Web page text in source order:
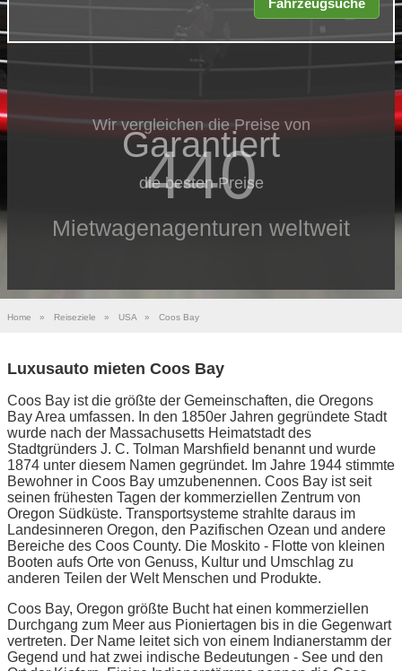
Wir vergleichen die Preise von
440
Mietwagenagenturen weltweit
Garantiert
die besten Preise
Home » Reiseziele » USA » Coos Bay
Luxusauto mieten Coos Bay
Coos Bay ist die größte der Gemeinschaften, die Oregons
Bay Area umfassen. In den 1850er Jahren gegründete Stadt
wurde nach der Massachusetts Heimatstadt des
Stadtgründers J. C. Tolman Marshfield benannt und wurde
1874 unter diesem Namen gegründet. Im Jahre 1944 stimmte
Bewohner in Coos Bay umzubenennen. Coos Bay ist seit
seinen frühesten Tagen der kommerziellen Zentrum von
Oregon Südküste. Transportsysteme strahlte daraus im
Landesinneren Oregon, den Pazifischen Ozean und andere
Bereiche des Coos County. Die Moskito - Flotte von kleinen
Booten aufs Orte von Genuss, Kultur und Umschlag zu
anderen Teilen der Welt Menschen und Produkte.
Coos Bay, Oregon größte Bucht hat einen kommerziellen
Durchgang zum Meer aus Pioniertagen bis in die Gegenwart
vertreten. Der Name leitet sich von einem Indianerstamm der
Gegend und hat zwei indische Bedeutungen - See und den